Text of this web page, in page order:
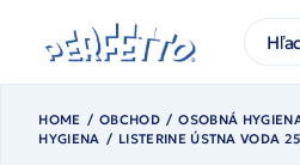
obsah
H
ľ
d
ť
HOME OBCHOD OSOBNÁ
HYGIENA
LISTERINE ÚSTNA VODA